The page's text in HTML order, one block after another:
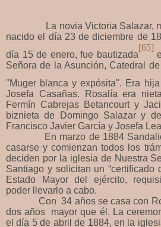
La novia Victoria Salazar,
nacido el día 23 de diciembre de
día 15 de enero, fue bautizada
[65]
Señora de la Asunción, Catedral
"Muger blanca y expósita". Era hija
Josefa Casañas. Rosalía era
Fermín Cabrejas Betancourt y
biznieta de Domingo Salazar y
Francisco Javier García y Josefa
En marzo de 1884
casarse y comienzan todos los
deciden por la iglesia de Nuestra
Santiago y solicitan un “certificado
Estado Mayor del ejército,
poder llevarlo a cabo.
Con 34 años se casa con
dos años mayor que él. La
el día 5 de abril de 1884, en la